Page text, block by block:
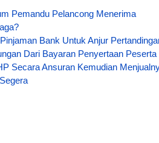
Pemandu Pelancong Menerima
Bank Untuk Anjur
Dari Bayaran Penyertaan Peserta
Secara Ansuran Kemudian